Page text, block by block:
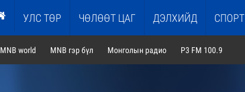
УЛС ТӨР ЧӨЛӨӨТ ЦАГ ДЭЛХИЙД СПОРТ
MNB world MNB гэр бүл Монголын радио P3 FM 100.9